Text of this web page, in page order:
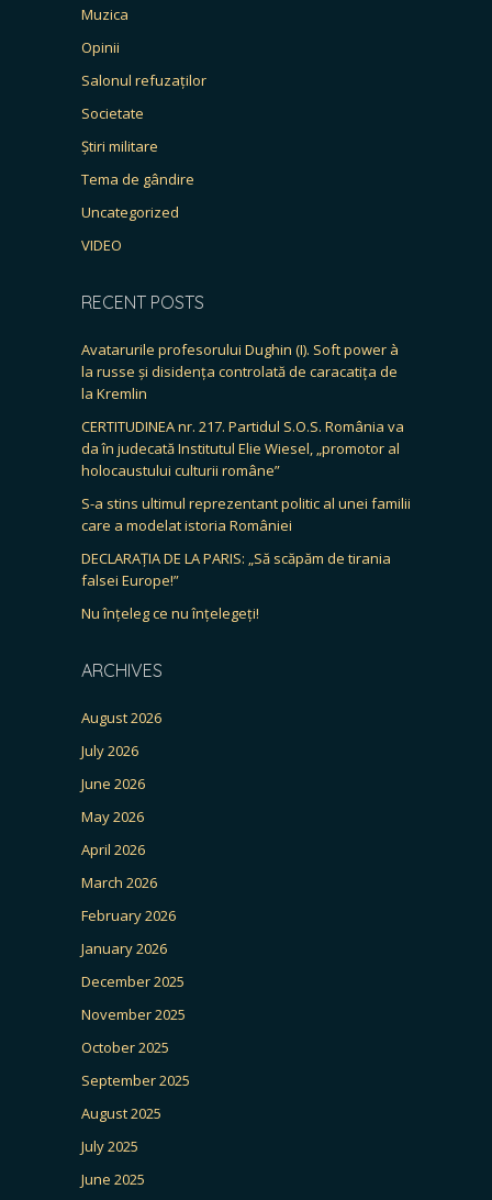
Muzica
Opinii
Salonul refuzaților
Societate
Știri militare
Tema de gândire
Uncategorized
VIDEO
RECENT POSTS
Avatarurile profesorului Dughin (I). Soft power à
la russe și disidența controlată de caracatița de
la Kremlin
CERTITUDINEA nr. 217. Partidul S.O.S. România va
da în judecată Institutul Elie Wiesel, „promotor al
holocaustului culturii române”
S-a stins ultimul reprezentant politic al unei familii
care a modelat istoria României
DECLARAȚIA DE LA PARIS: „Să scăpăm de tirania
falsei Europe!”
Nu înțeleg ce nu înțelegeți!
ARCHIVES
August 2026
July 2026
June 2026
May 2026
April 2026
March 2026
February 2026
January 2026
December 2025
November 2025
October 2025
September 2025
August 2025
July 2025
June 2025